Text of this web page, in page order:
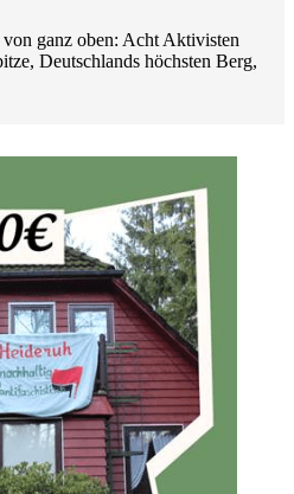
ganz oben: Acht Aktivisten
Deutschlands höchsten Berg,